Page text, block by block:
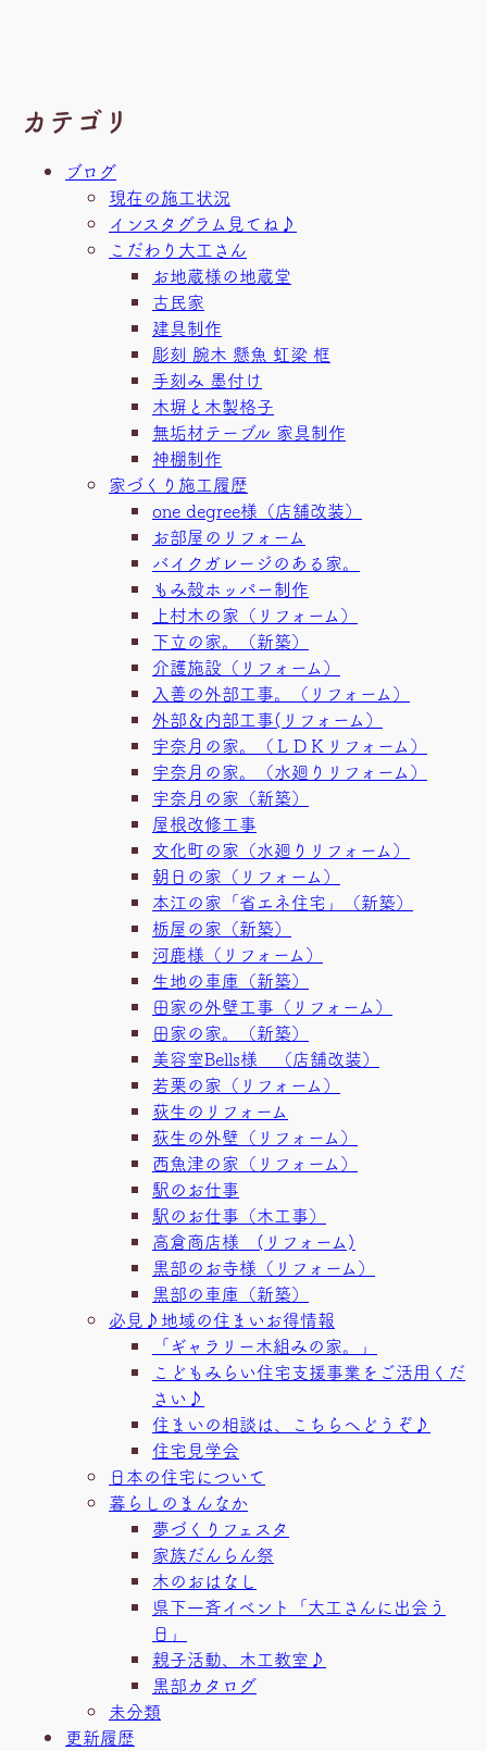
カテゴリ
ブログ
現在の施工状況
インスタグラム見てね♪
こだわり大工さん
お地蔵様の地蔵堂
古民家
建具制作
彫刻 腕木 懸魚 虹梁 框
手刻み 墨付け
木塀と木製格子
無垢材テーブル 家具制作
神棚制作
家づくり施工履歴
one degree様（店舗改装）
お部屋のリフォーム
バイクガレージのある家。
もみ殻ホッパー制作
上村木の家（リフォーム）
下立の家。（新築）
介護施設（リフォーム）
入善の外部工事。（リフォーム）
外部＆内部工事(リフォーム）
宇奈月の家。（ＬＤＫリフォーム）
宇奈月の家。（水廻りリフォーム）
宇奈月の家（新築）
屋根改修工事
文化町の家（水廻りリフォーム）
朝日の家（リフォーム）
本江の家「省エネ住宅」（新築）
栃屋の家（新築）
河鹿様（リフォーム）
生地の車庫（新築）
田家の外壁工事（リフォーム）
田家の家。（新築）
美容室Bells様 （店舗改装）
若栗の家（リフォーム）
荻生のリフォーム
荻生の外壁（リフォーム）
西魚津の家（リフォーム）
駅のお仕事
駅のお仕事（木工事）
高倉商店様 (リフォーム)
黒部のお寺様（リフォーム）
黒部の車庫（新築）
必見♪地域の住まいお得情報
「ギャラリー木組みの家。」
こどもみらい住宅支援事業をご活用くだ
さい♪
住まいの相談は、こちらへどうぞ♪
住宅見学会
日本の住宅について
暮らしのまんなか
夢づくりフェスタ
家族だんらん祭
木のおはなし
県下一斉イベント「大工さんに出会う
日」
親子活動、木工教室♪
黒部カタログ
未分類
更新履歴